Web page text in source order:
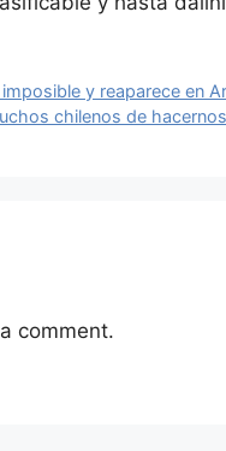
y reaparece en
chilenos de
comment.